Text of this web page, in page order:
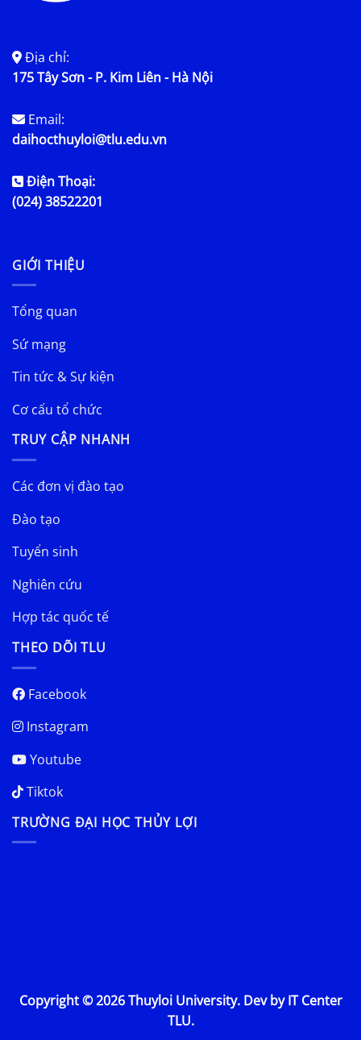
Địa chỉ:
175 Tây Sơn - P. Kim Liên - Hà Nội
Email:
daihocthuyloi@tlu.edu.vn
Điện Thoại:
(024) 38522201
GIỚI THIỆU
Tổng quan
Sứ mạng
Tin tức & Sự kiện
Cơ cấu tổ chức
TRUY CẬP NHANH
Các đơn vị đào tạo
Đào tạo
Tuyển sinh
Nghiên cứu
Hợp tác quốc tế
THEO DÕI TLU
Facebook
Instagram
Youtube
Tiktok
TRƯỜNG ĐẠI HỌC THỦY LỢI
Copyright © 2026 Thuyloi University. Dev by IT Center
TLU.